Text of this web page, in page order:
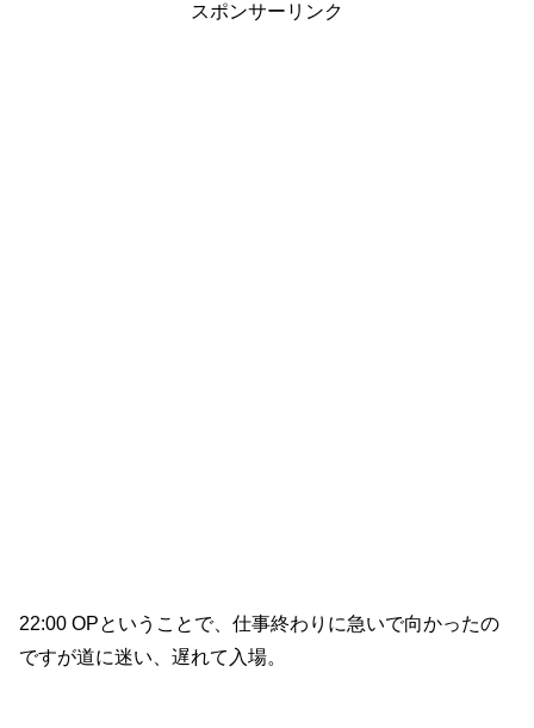
スポンサーリンク
22:00 OPということで、仕事終わりに急いで向かったの
ですが道に迷い、遅れて入場。